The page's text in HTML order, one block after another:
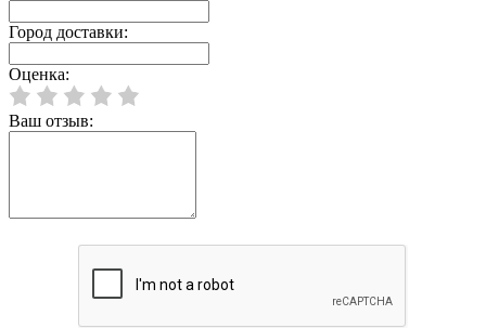
Город доставки:
Оценка:
Ваш отзыв: